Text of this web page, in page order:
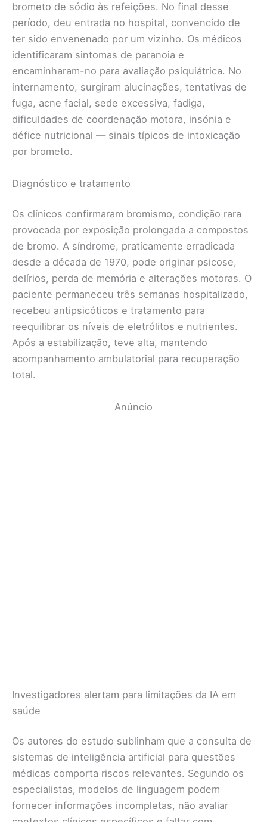
brometo de sódio às refeições. No final desse
período, deu entrada no hospital, convencido de
ter sido envenenado por um vizinho. Os médicos
identificaram sintomas de paranoia e
encaminharam-no para avaliação psiquiátrica. No
internamento, surgiram alucinações, tentativas de
fuga, acne facial, sede excessiva, fadiga,
dificuldades de coordenação motora, insónia e
défice nutricional — sinais típicos de intoxicação
por brometo.
Diagnóstico e tratamento
Os clínicos confirmaram bromismo, condição rara
provocada por exposição prolongada a compostos
de bromo. A síndrome, praticamente erradicada
desde a década de 1970, pode originar psicose,
delírios, perda de memória e alterações motoras. O
paciente permaneceu três semanas hospitalizado,
recebeu antipsicóticos e tratamento para
reequilibrar os níveis de eletrólitos e nutrientes.
Após a estabilização, teve alta, mantendo
acompanhamento ambulatorial para recuperação
total.
Anúncio
Investigadores alertam para limitações da IA em
saúde
Os autores do estudo sublinham que a consulta de
sistemas de inteligência artificial para questões
médicas comporta riscos relevantes. Segundo os
especialistas, modelos de linguagem podem
fornecer informações incompletas, não avaliar